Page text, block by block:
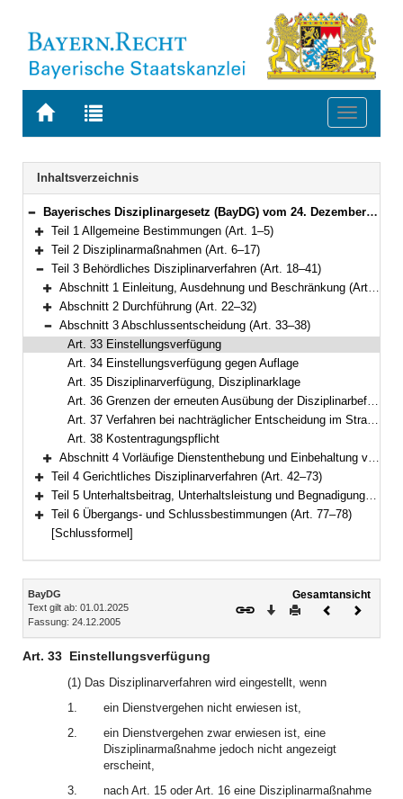
Zur
BAYERN.RECHT
Zur
letzten
Suche
Toggle
Navigation
Inhaltsverzeichnis
Bereich reduzieren
Bayerisches Disziplinargesetz (BayDG) vom 24. Dezember 2005 (GVBl. S. 665) BayRS 2031-1-1-F (Art. 1–78)
Bereich erweitern
Teil 1 Allgemeine Bestimmungen (Art. 1–5)
Bereich erweitern
Teil 2 Disziplinarmaßnahmen (Art. 6–17)
Bereich reduzieren
Teil 3 Behördliches Disziplinarverfahren (Art. 18–41)
Bereich erweitern
Abschnitt 1 Einleitung, Ausdehnung und Beschränkung (Art. 18–21)
Bereich erweitern
Abschnitt 2 Durchführung (Art. 22–32)
Bereich reduzieren
Abschnitt 3 Abschlussentscheidung (Art. 33–38)
Art. 33 Einstellungsverfügung
Art. 34 Einstellungsverfügung gegen Auflage
Art. 35 Disziplinarverfügung, Disziplinarklage
Art. 36 Grenzen der erneuten Ausübung der Disziplinarbefugnisse
Art. 37 Verfahren bei nachträglicher Entscheidung im Straf- oder Bußgeldverfahren
Art. 38 Kostentragungspflicht
Bereich erweitern
Abschnitt 4 Vorläufige Dienstenthebung und Einbehaltung von Bezügen (Art. 39–41)
Bereich erweitern
Teil 4 Gerichtliches Disziplinarverfahren (Art. 42–73)
Bereich erweitern
Teil 5 Unterhaltsbeitrag, Unterhaltsleistung und Begnadigung (Art. 74–76)
Bereich erweitern
Teil 6 Übergangs- und Schlussbestimmungen (Art. 77–78)
[Schlussformel]
Inhalt
BayDG
Text gilt ab: 01.01.2025
Fassung: 24.12.2005
Gesamtansicht
Download
DruckenVorheriges
Art. 33 Einstellungsverfügung
(1) Das Disziplinarverfahren wird eingestellt, wenn
1.
ein Dienstvergehen nicht erwiesen ist,
2.
ein Dienstvergehen zwar erwiesen ist, eine
Disziplinarmaßnahme jedoch nicht angezeigt
erscheint,
3.
nach Art. 15 oder Art. 16 eine Disziplinarmaßnahme